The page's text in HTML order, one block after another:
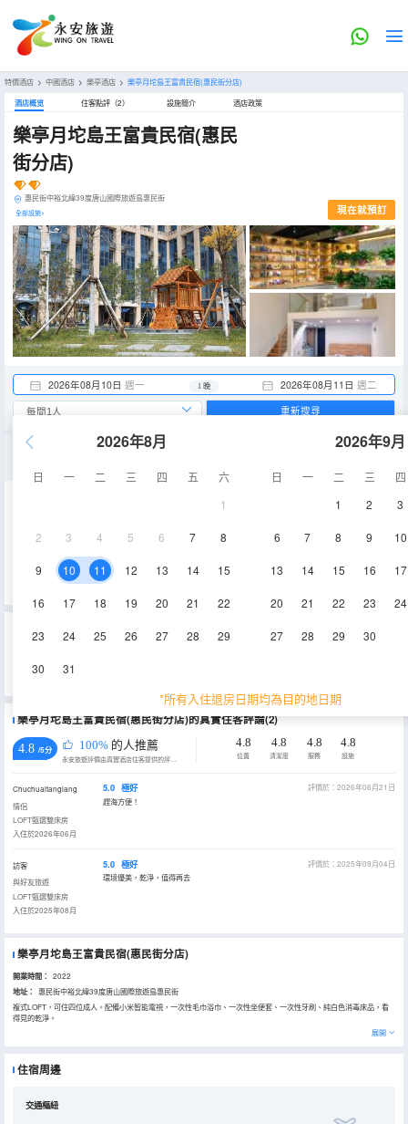
特價酒店 > 中國酒店 > 樂亭酒店 > 樂亭月坨島王富貴民宿(惠民街分店)
酒店概览 住客點評（2） 設施簡介 酒店政策
樂亭月坨島王富貴民宿(惠民
街分店)
惠民街中裕北緯39度唐山國際旅遊島惠民街
全部設施> 現在就預訂
2026年08月10日 週一 2026年08月11日 週二
1 晚
2026年8月
日 一 二 三 四 五
六
1
2 3 4 5 6 7 8
9 10 11 12 13 14 15
16 17 18 19 20 21 22
23 24 25 26 27 28 29
30 31
2026年9月
日 一 二 三
四
1
2 3
6 7 8 9 10
13 14 15 16 17
20 21 22 23 24
27 28 29 30
*所有入住退房日期均為目的地日期
重新搜尋
空調
重要資訊
樂亭月坨島王富貴民宿(惠民街分店)的真實住客評論(2)
4.8 /5分 100% 的人推薦
永安旅遊評價由真實酒店住客提供的評價。
4.8
位置
4.8
清潔度
4.8
服務
4.8
設施
Chuchuaitanglang
情侶
LOFT甄選雙床房
入住於2026年06月
5.0 極好
評價於：2026年06月21日
趕海方便！
訪客
與好友旅遊
LOFT甄選雙床房
入住於2025年08月
5.0 極好
評價於：2025年09月04日
環境優美，乾淨，值得再去
樂亭月坨島王富貴民宿(惠民街分店)
開業時間： 2022
地址：
惠民街中裕北緯39度唐山國際旅遊島惠民街
複式LOFT，可住四位成人。配備小米智能電視，一次性毛巾浴巾、一次性坐便套、一次性牙刷、純白色消毒床品，看
得見的乾淨。
展開
住宿周邊
交通樞紐